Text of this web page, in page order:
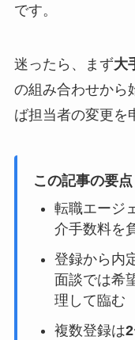
です。
迷ったら、まず大
の組み合わせから
ば担当者の変更を
この記事の要点
転職エージ
介手数料を
登録から内
面談では希
理して臨む
複数登録は